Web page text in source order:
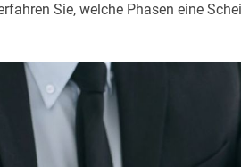
Sie, welche Phasen eine